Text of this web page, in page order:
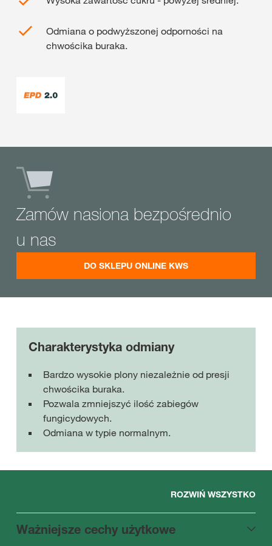
Odmiana o podwyższonej odporności na
chwościka buraka.
Zamów nasiona bezpośrednio
u nas
DO SKLEPU ONLINE KWS
Charakterystyka odmiany
Bardzo wysokie plony niezależnie od presji
chwościka buraka.
Pozwala zmniejszyć ilość zabiegów
fungicydowych.
Odmiana w typie normalnym.
ROZWIŃ WSZYSTKO
Ważniejsze cechy użytkowe